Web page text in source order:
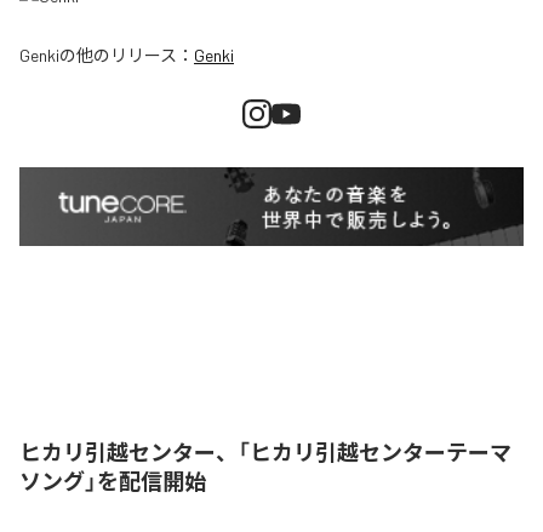
Genkiの他のリリース： Genki
ヒカリ引越センター、「ヒカリ引越センターテーマ
ソング」を配信開始